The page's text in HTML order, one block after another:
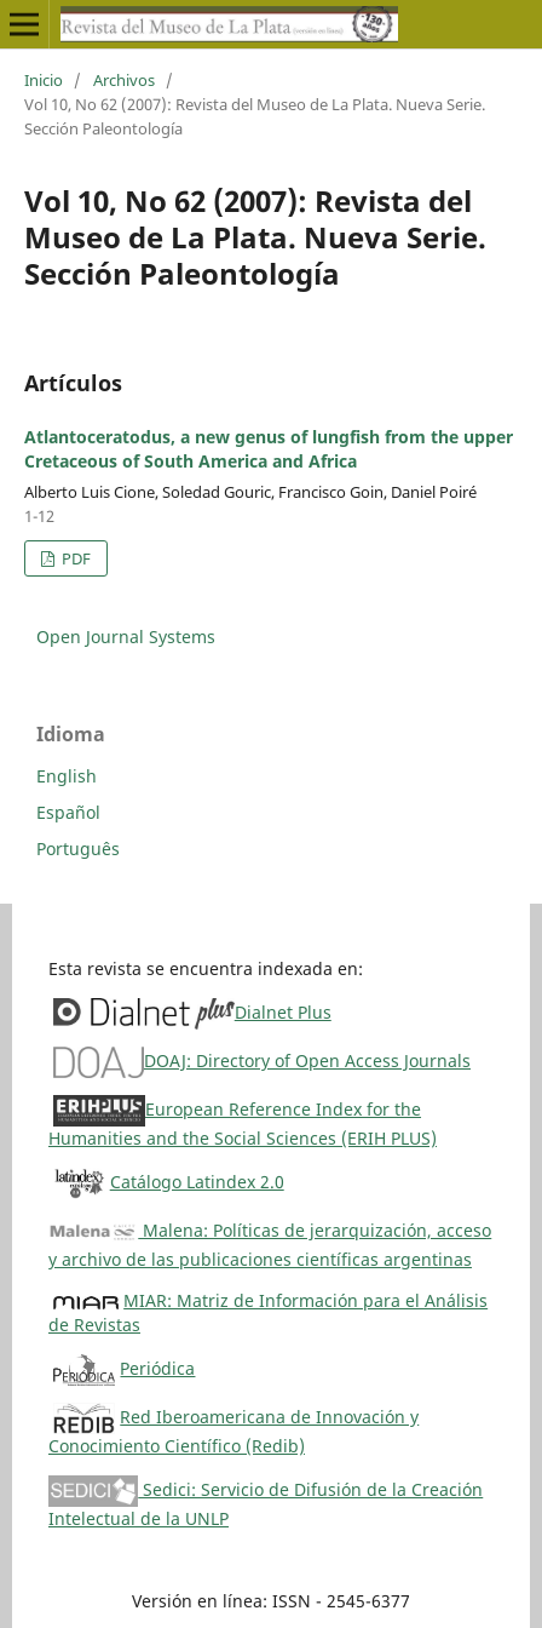
Inicio / Archivos /
Vol 10, No 62 (2007): Revista del Museo de La Plata. Nueva Serie.
Sección Paleontología
Vol 10, No 62 (2007): Revista del
Museo de La Plata. Nueva Serie.
Sección Paleontología
Artículos
Atlantoceratodus, a new genus of lungfish from the upper
Cretaceous of South America and Africa
Alberto Luis Cione, Soledad Gouric, Francisco Goin, Daniel Poiré
1-12
PDF
Open Journal Systems
Idioma
English
Español
Português
Esta revista se encuentra indexada en:
Dialnet Plus
DOAJ: Directory of Open Access Journals
European Reference Index for the
Humanities and the Social Sciences (ERIH PLUS)
Catálogo Latindex 2.0
Malena: Políticas de jerarquización, acceso
y archivo de las publicaciones científicas argentinas
MIAR: Matriz de Información para el Análisis
de Revistas
Periódica
Red Iberoamericana de Innovación y
Conocimiento Científico (Redib)
Sedici: Servicio de Difusión de la Creación
Intelectual de la UNLP
Versión en línea: ISSN - 2545-6377